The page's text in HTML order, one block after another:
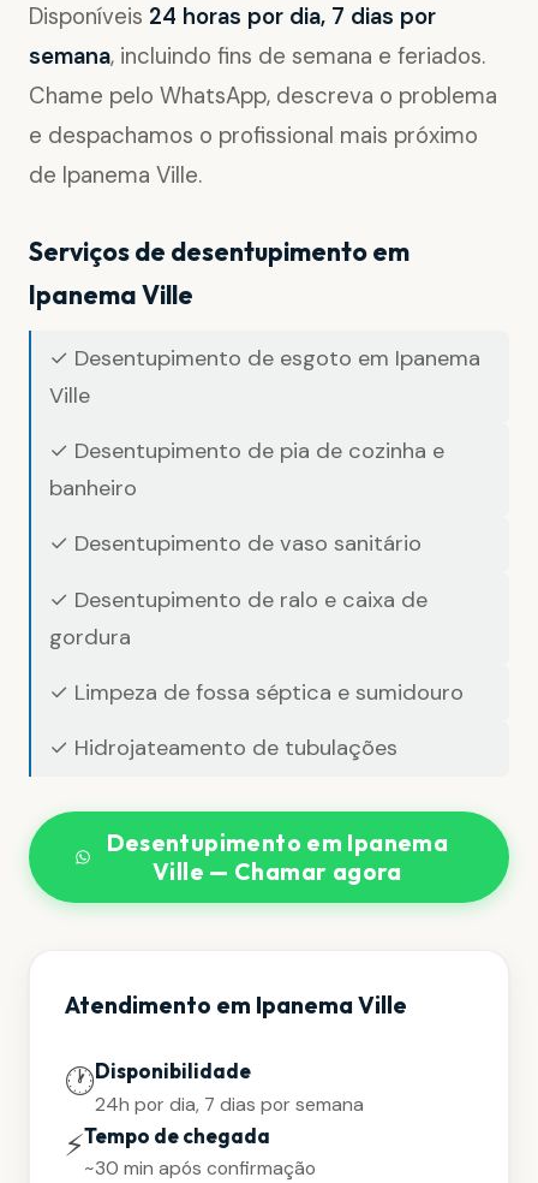
Disponíveis 24 horas por dia, 7 dias por
semana, incluindo fins de semana e feriados.
Chame pelo WhatsApp, descreva o problema
e despachamos o profissional mais próximo
de Ipanema Ville.
Serviços de desentupimento em
Ipanema Ville
✓ Desentupimento de esgoto em Ipanema
Ville
✓ Desentupimento de pia de cozinha e
banheiro
✓ Desentupimento de vaso sanitário
✓ Desentupimento de ralo e caixa de
gordura
✓ Limpeza de fossa séptica e sumidouro
✓ Hidrojateamento de tubulações
Desentupimento em Ipanema
Ville — Chamar agora
Atendimento em Ipanema Ville
🕐Disponibilidade
24h por dia, 7 dias por semana
⚡Tempo de chegada
~30 min após confirmação